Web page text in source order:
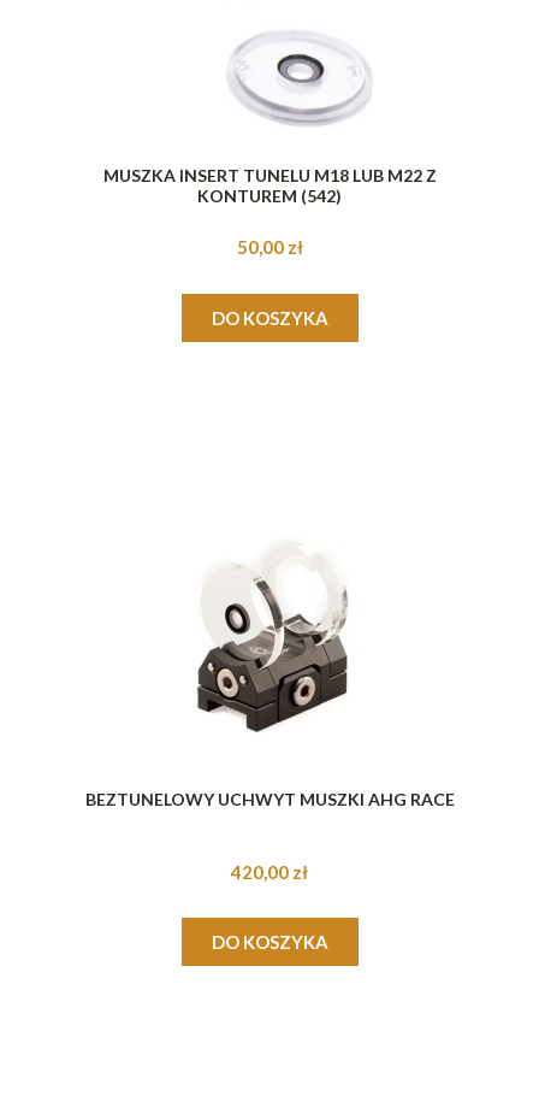
MUSZKA INSERT TUNELU M18 LUB M22 Z
KONTUREM (542)
50,00 zł
DO KOSZYKA
BEZTUNELOWY UCHWYT MUSZKI AHG RACE
420,00 zł
DO KOSZYKA